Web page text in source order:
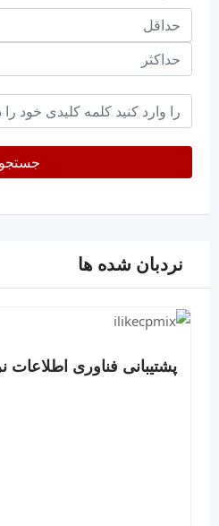
حداقل
قیمت
حداکثر
keyword
جستجو
نردبان شده ها
پشتیبانی فناوری